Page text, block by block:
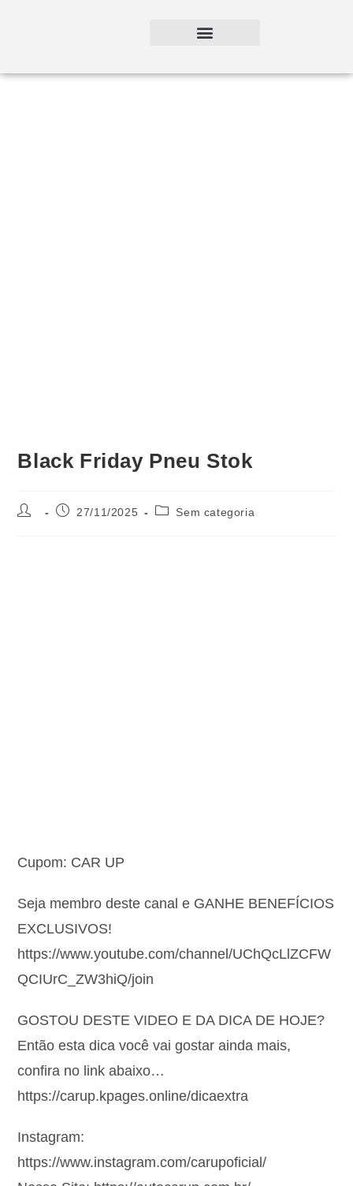
Black Friday Pneu Stok
27/11/2025 Sem categoria
Cupom: CAR UP
Seja membro deste canal e GANHE BENEFÍCIOS
EXCLUSIVOS!
https://www.youtube.com/channel/UChQcLlZCFW
QCIUrC_ZW3hiQ/join
GOSTOU DESTE VIDEO E DA DICA DE HOJE?
Então esta dica você vai gostar ainda mais,
confira no link abaixo…
https://carup.kpages.online/dicaextra
Instagram:
https://www.instagram.com/carupoficial/